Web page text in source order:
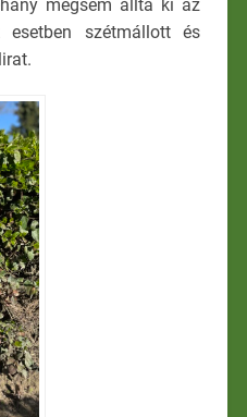
mégsem állta ki az
esetben szétmállott és